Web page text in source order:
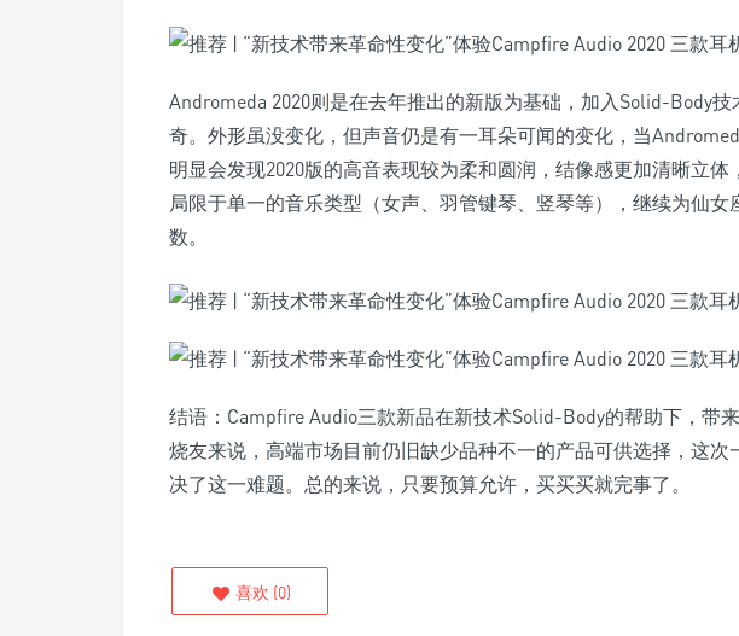
Andromeda 2020则是在去年推出的新版为基础，加入Solid-Body
奇。外形虽没变化，但声音仍是有一耳朵可闻的变化，当
明显会发现2020版的高音表现较为柔和圆润，结像感更加清晰立
局限于单一的音乐类型（女声、羽管键琴、竖琴等），继续为仙女
数。
结语：Campfire Audio三款新品在新技术Solid-Body的帮助下，带
烧友来说，高端市场目前仍旧缺少品种不一的产品可供选择，这
决了这一难题。总的来说，只要预算允许，买买买就完事了。
喜欢 (0)